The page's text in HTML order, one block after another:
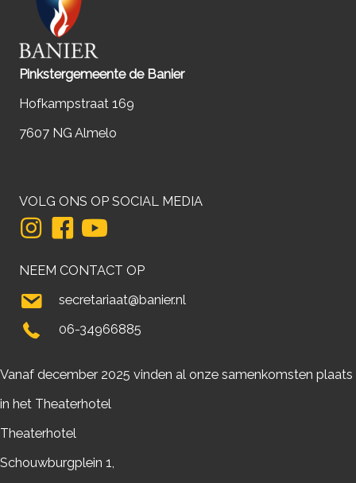
Pinkstergemeente de Banier
Hofkampstraat 169
7607 NG Almelo
VOLG ONS OP SOCIAL MEDIA
NEEM CONTACT OP
secretariaat@banier.nl
06-34966885
Vanaf december 2025 vinden al onze samenkomsten plaats
in het Theaterhotel
Theaterhotel
Schouwburgplein 1,